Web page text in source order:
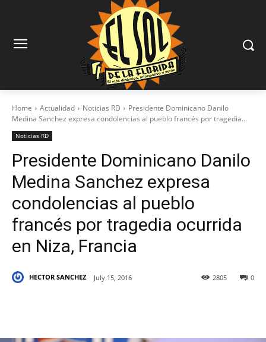
Home Actualidad Noticias RD
Presidente Dominicano Danilo
Medina Sanchez expresa condolencias al pueblo francés por tragedia...
Noticias RD
Presidente Dominicano Danilo
Medina Sanchez expresa
condolencias al pueblo
francés por tragedia ocurrida
en Niza, Francia
HECTOR SANCHEZ July 15, 2016 0
2805